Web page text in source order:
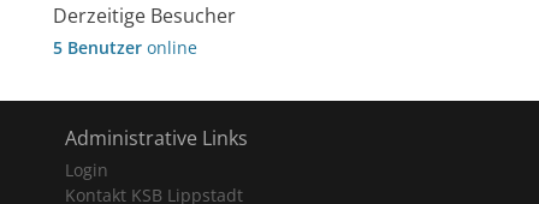
Derzeitige Besucher
5 Benutzer online
Administrative Links
Login
Kontakt KSB Lippstadt